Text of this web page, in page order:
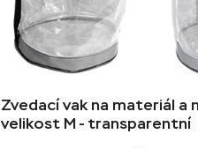
Zvedací vak na materiál a
velikost M - transparentní